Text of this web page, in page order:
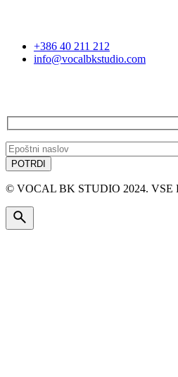
+386 40 211 212
info@vocalbkstudio.com
© VOCAL BK STUDIO 2024. VSE